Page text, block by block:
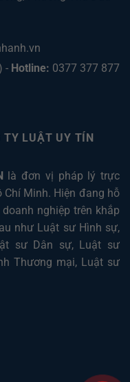
- Hotline: 0377 377 877
TY LUẬT UY TÍN
là đơn vị pháp lý trực
Minh. Hiện đang hỗ
nghiệp trên khắp
như Luật sư Hình sự,
sư Dân sự, Luật sư
Thương mại, Luật sư